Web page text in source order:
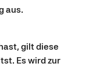
aus.
gilt diese
Es wird zur